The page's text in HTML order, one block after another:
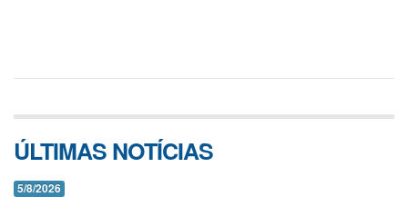
ÚLTIMAS NOTÍCIAS
5/8/2026